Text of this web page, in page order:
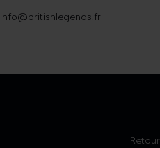
info@britishlegends.fr
Retour